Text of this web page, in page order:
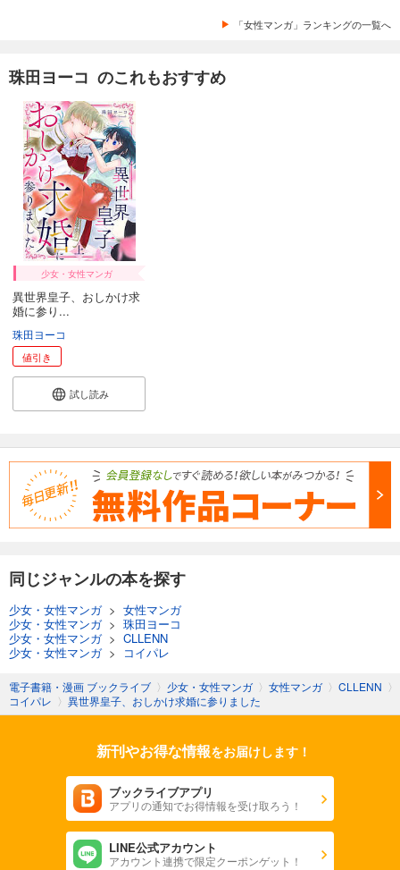
「女性マンガ」ランキングの一覧へ
珠田ヨーコ のこれもおすすめ
少女・女性マンガ
異世界皇子、おしかけ求
婚に参り...
珠田ヨーコ
値引き
試し読み
同じジャンルの本を探す
少女・女性マンガ> 女性マンガ
少女・女性マンガ> 珠田ヨーコ
少女・女性マンガ> CLLENN
少女・女性マンガ> コイパレ
電子書籍・漫画 ブックライブ 〉 少女・女性マンガ 〉 女性マンガ 〉 CLLENN 〉
コイパレ 〉 異世界皇子、おしかけ求婚に参りました
新刊やお得な情報をお届けします！
ブックライブアプリ
アプリの通知でお得情報を受け取ろう！
LINE公式アカウント
アカウント連携で限定クーポンゲット！